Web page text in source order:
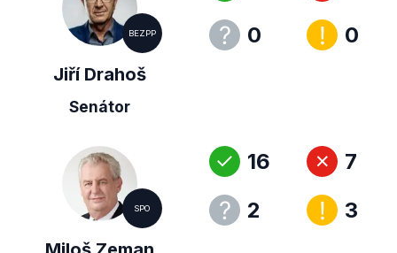
BEZPP
Jiří Drahoš
Senátor
0
0
SPO
16
2
7
3